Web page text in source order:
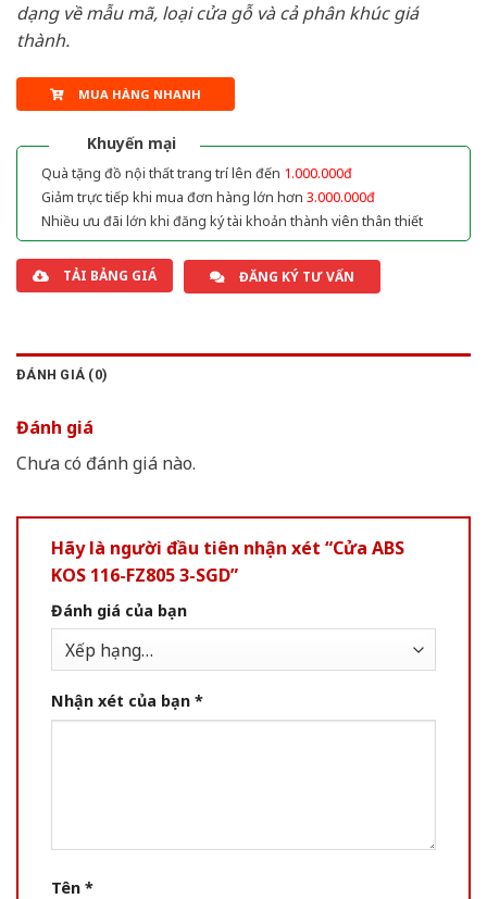
dạng về mẫu mã, loại cửa gỗ và cả phân khúc giá
thành.
MUA HÀNG NHANH
Khuyến mại
Quà tặng đồ nội thất trang trí lên đến 1.000.000đ
Giảm trực tiếp khi mua đơn hàng lớn hơn 3.000.000đ
Nhiều ưu đãi lớn khi đăng ký tài khoản thành viên thân thiết
TẢI BẢNG GIÁ ĐĂNG KÝ TƯ VẤN
ĐÁNH GIÁ (0)
Đánh giá
Chưa có đánh giá nào.
Hãy là người đầu tiên nhận xét “Cửa ABS
KOS 116-FZ805 3-SGD”
Đánh giá của bạn
Nhận xét của bạn *
Tên *